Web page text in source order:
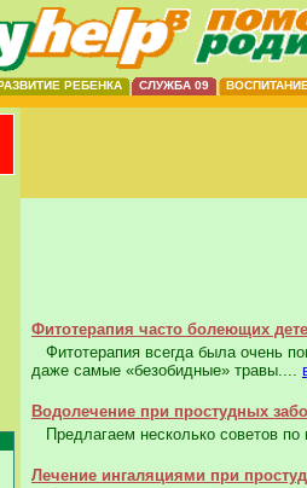
РЕБЕНКА СЛУЖБА 09 ВОСПИТАНИЕ
Фитотерапия часто болеющих
Фитотерапия всегда была очень
даже самые «безобид­ные» травы....
Водолечение при простудных
Предлагаем несколько советов
Лечение ингаляциями при